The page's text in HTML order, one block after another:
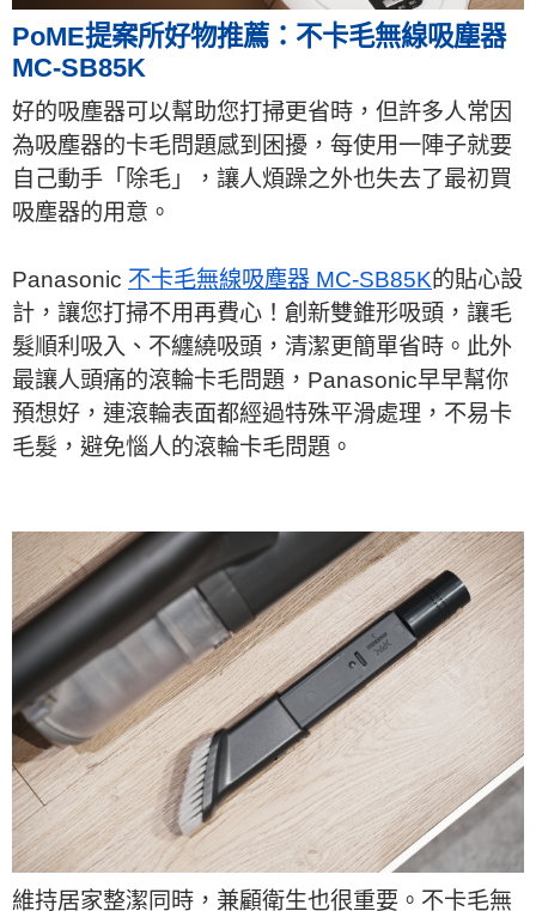
PoME提案所好物推薦：不卡毛無線吸塵器
MC-SB85K
好的吸塵器可以幫助您打掃更省時，但許多人常因
為吸塵器的卡毛問題感到困擾，每使用一陣子就要
自己動手「除毛」，讓人煩躁之外也失去了最初買
吸塵器的用意。
Panasonic 不卡毛無線吸塵器 MC-SB85K的貼心設
計，讓您打掃不用再費心！創新雙錐形吸頭，讓毛
髮順利吸入、不纏繞吸頭，清潔更簡單省時。此外
最讓人頭痛的滾輪卡毛問題，Panasonic早早幫你
預想好，連滾輪表面都經過特殊平滑處理，不易卡
毛髮，避免惱人的滾輪卡毛問題。
維持居家整潔同時，兼顧衛生也很重要。不卡毛無